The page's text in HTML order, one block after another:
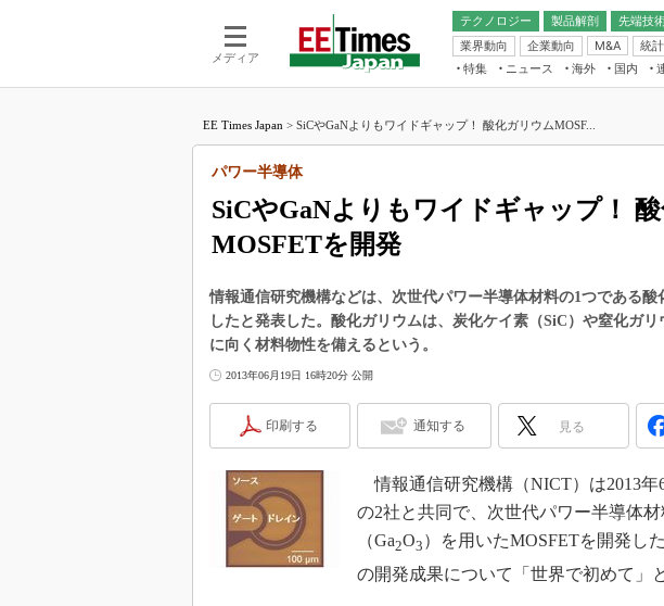
メディア
テクノロジー 製品解剖
先端技
電池／エネルギー
アナログ
マイコン
業界動向
企業動向 M&A 統計
フィジカ
読者調
電源設
特集 ニュース 海外 国内
福田昭のデバイス通信
大山聡の業界スコープ
学漂流記
世界を「数字」で回してみよう
この10年で起こったこと、次の10年
で起こること
光伝送技術を知る
改革、執念の180日
イノベーションは日本を救うのか
電子ブックレット
EE Times Japan > SiCやGaNよりもワイドギャップ！ 酸化ガリウムMOSF...
SiCやGaNよりもワイドギャップ！
MOSFETを開発
パワー半導体
情報通信研究機構などは、次世代パワー半導体材料の1つである
したと発表した。酸化ガリウムは、炭化ケイ素（SiC）や窒化ガ
に向く材料物性を備えるという。
2013年06月19日 16時20分 公開
印刷する 通知する 見る
情報通信研究機構（NICT）は2013年
の2社と共同で、次世代パワー半導体
（Ga2O3 ）を用いたMOSFETを開発し
の開発成果について「世界で初めて」